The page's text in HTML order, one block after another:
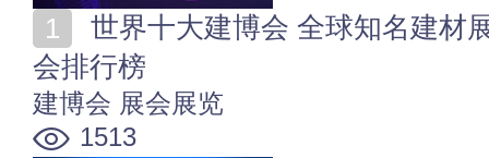
会排行榜
建博会 展会展览
1513